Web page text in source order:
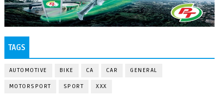
TAGS
AUTOMOTIVE BIKE CA CAR GENERAL
MOTORSPORT SPORT XXX